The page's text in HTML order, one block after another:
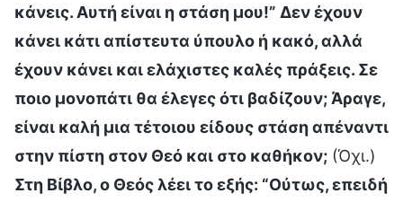
κάνεις. Αυτή είναι η στάση μου!” Δεν έχουν
κάνει κάτι απίστευτα ύπουλο ή κακό, αλλά
έχουν κάνει και ελάχιστες καλές πράξεις. Σε
ποιο μονοπάτι θα έλεγες ότι βαδίζουν; Άραγε,
είναι καλή μια τέτοιου είδους στάση απέναντι
στην πίστη στον Θεό και στο καθήκον; (Όχι.)
Στη Βίβλο, ο Θεός λέει το εξής: “Ούτως, επειδή